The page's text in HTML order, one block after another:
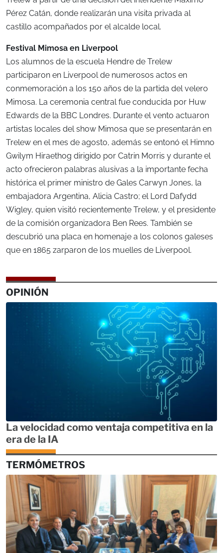
Pérez Catán, donde realizarán una visita privada al
castillo acompañados por el alcalde local.
Festival Mimosa en Liverpool
Los alumnos de la escuela Hendre de Trelew
participaron en Liverpool de numerosos actos en
conmemoración a los 150 años de la partida del velero
Mimosa. La ceremonia central fue conducida por Huw
Edwards de la BBC Londres. Durante el vento actuaron
artistas locales del show Mimosa que se presentarán en
Trelew en el mes de agosto, además se entonó el Himno
Gwilym Hiraethog dirigido por Catrin Morris y durante el
acto ofrecieron palabras alusivas a la importante fecha
histórica el primer ministro de Gales Carwyn Jones, la
embajadora Argentina, Alicia Castro; el Lord Dafydd
Wigley, quien visitó recientemente Trelew, y el presidente
de la comisión organizadora Ben Rees. También se
descubrió una placa en homenaje a los colonos galeses
que en 1865 zarparon de los muelles de Liverpool.
OPINIÓN
La velocidad como ventaja competitiva en la
era de la IA
TERMÓMETROS